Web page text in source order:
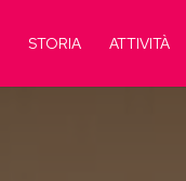
STORIA ATTIVITÀ